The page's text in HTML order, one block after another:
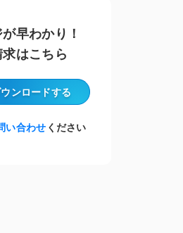
早わかり！
求はこちら
ンロードする
い合わせ ください